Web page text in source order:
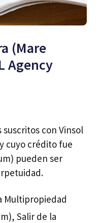
(Mare
Agency
con Vinsol
cuyo crédito fue
pueden ser
Multipropiedad
,Salir de la